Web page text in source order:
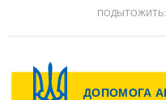
ПОДЫТОЖИТЬ: